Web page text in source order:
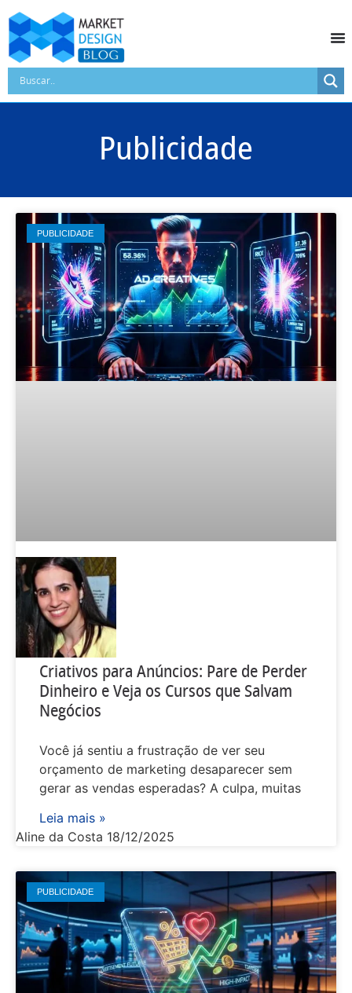
Publicidade
PUBLICIDADE
Criativos para Anúncios: Pare de Perder
Dinheiro e Veja os Cursos que Salvam
Negócios
Você já sentiu a frustração de ver seu
orçamento de marketing desaparecer sem
gerar as vendas esperadas? A culpa, muitas
Leia mais »
Aline da Costa 18/12/2025
PUBLICIDADE